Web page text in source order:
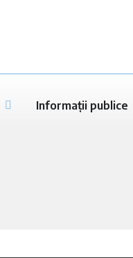
Informații publice